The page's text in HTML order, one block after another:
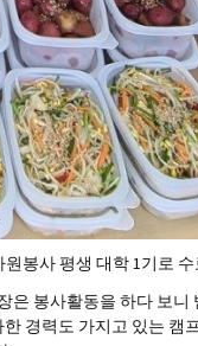
봉사 평생 대학 1기로
봉사활동을 하다 보니
경력도 가지고 있는 캠